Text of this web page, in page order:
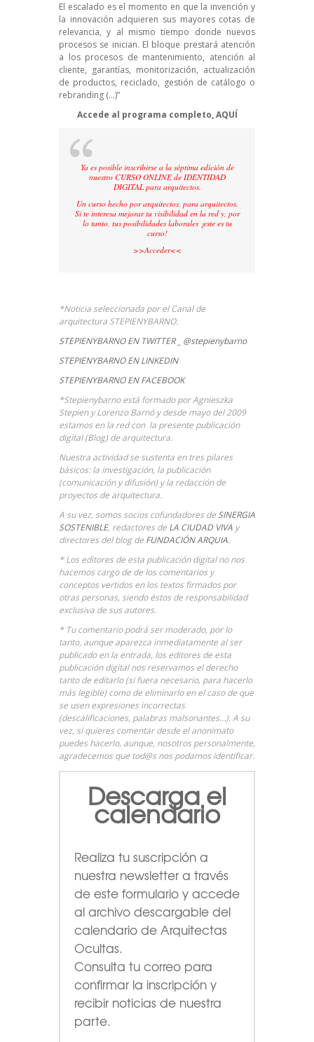
El escalado es el momento en que la invención y
la innovación adquieren sus mayores cotas de
relevancia, y al mismo tiempo donde nuevos
procesos se inician. El bloque prestará atención
a los procesos de mantenimiento, atención al
cliente, garantías, monitorización, actualización
de productos, reciclado, gestión de catálogo o
rebranding (…)”
Accede al programa completo,AQUÍ
Ya es posible inscribirse a la séptima edición de
nuestro CURSO ONLINE de IDENTIDAD
DIGITAL para arquitectos.
Un curso hecho por arquitectos, para arquitectos.
Si te interesa mejorar tu visibilidad en la red y, por
lo tanto, tus posibilidades laborales ¡este es tu
curso!
>>Acceder<<
*Noticia seleccionada por el Canal de
arquitectura STEPIENYBARNO.
STEPIENYBARNO EN TWITTER _ @stepienybarno
STEPIENYBARNO EN LINKEDIN
STEPIENYBARNO EN FACEBOOK
*Stepienybarno está formado por Agnieszka
Stepien y Lorenzo Barnó y desde mayo del 2009
estamos en la red con la presente publicación
digital (Blog) de arquitectura.
Nuestra actividad se sustenta en tres pilares
básicos: la investigación, la publicación
(comunicación y difusión) y la redacción de
proyectos de arquitectura.
A su vez, somos socios cofundadores deSINERGIA
SOSTENIBLE, redactores de LA CIUDAD VIVA y
directores del blog de FUNDACIÓN ARQUIA.
* Los editores de esta publicación digital no nos
hacemos cargo de de los comentarios y
conceptos vertidos en los textos firmados por
otras personas, siendo éstos de responsabilidad
exclusiva de sus autores.
* Tu comentario podrá ser moderado, por lo
tanto, aunque aparezca inmediatamente al ser
publicado en la entrada, los editores de esta
publicación digital nos reservamos el derecho
tanto de editarlo (si fuera necesario, para hacerlo
más legible) como de eliminarlo en el caso de que
se usen expresiones incorrectas
(descalificaciones, palabras malsonantes…). A su
vez, si quieres comentar desde el anonimato
puedes hacerlo, aunque, nosotros personalmente,
agradecemos que tod@s nos podamos identificar.
Descarga el
calendario
Realiza tu suscripción a
nuestra newsletter a través
de este formulario y accede
al archivo descargable del
calendario de Arquitectas
Ocultas.
Consulta tu correo para
confirmar la inscripción y
recibir noticias de nuestra
parte.